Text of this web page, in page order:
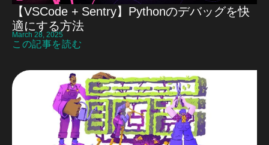
【VSCode + Sentry】Pythonのデバッグを快
適にする方法
March 28, 2025
この記事を読む